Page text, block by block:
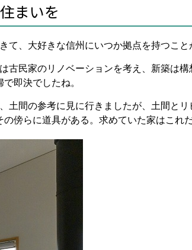
まいを
、大好きな信州にいつか拠点を持つこと
民家のリノベーションを考え、新築は
即決でしたね。
間の参考に見に行きましたが、土間と
傍らに道具がある。求めていた家はこれ